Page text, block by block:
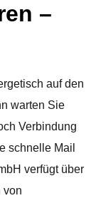
–
auf den
warten Sie
Verbindung
schnelle Mail
verfügt über
von